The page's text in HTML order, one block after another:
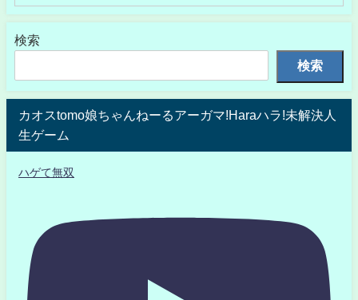
検索
検索
カオスtomo娘ちゃんねーるアーガマ!Haraハラ!未解決人
生ゲーム
ハゲて無双